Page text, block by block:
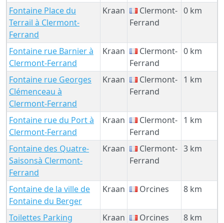
Fontaine Place du
Terrail à Clermont-
Ferrand
Kraan
Clermont-
Ferrand
0 km
Fontaine rue Barnier à
Clermont-Ferrand
Kraan
Clermont-
Ferrand
0 km
Fontaine rue Georges
Clémenceau à
Clermont-Ferrand
Kraan
Clermont-
Ferrand
1 km
Fontaine rue du Port à
Clermont-Ferrand
Kraan
Clermont-
Ferrand
1 km
Fontaine des Quatre-
Saisonsà Clermont-
Ferrand
Kraan
Clermont-
Ferrand
3 km
Fontaine de la ville de
Fontaine du Berger
Kraan Orcines 8 km
Toilettes Parking
Kraan Orcines 8 km